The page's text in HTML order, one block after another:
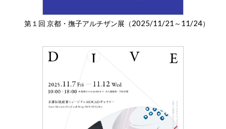
第１回 京都・撫子アルチザン展（2025/11/21 ～ 11/24）